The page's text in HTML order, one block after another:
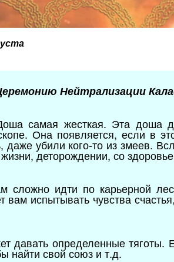
Нейтрализации
самая жесткая. Эта доша
Она появляется, если в
даже убили кого-то из змеев.
деторождении, со
сложно идти по карьерной
вам испытывать чувства
давать определенные
найти свой союз и т.д.